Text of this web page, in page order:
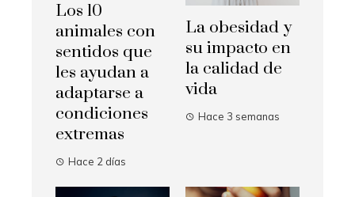
Los 10
animales con
sentidos que
les ayudan a
adaptarse a
condiciones
extremas
Hace 2 días
La obesidad y
su impacto en
la calidad de
vida
Hace 3 semanas